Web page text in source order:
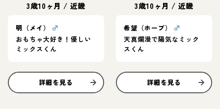
3歳10ヶ月 / 近畿
明（メイ）
♂
おもちゃ大好き！優しい
ミックスくん
詳細を見る
3歳10ヶ月 / 近畿
希望（ホープ）
♂
天真爛漫で陽気なミック
スくん
詳細を見る